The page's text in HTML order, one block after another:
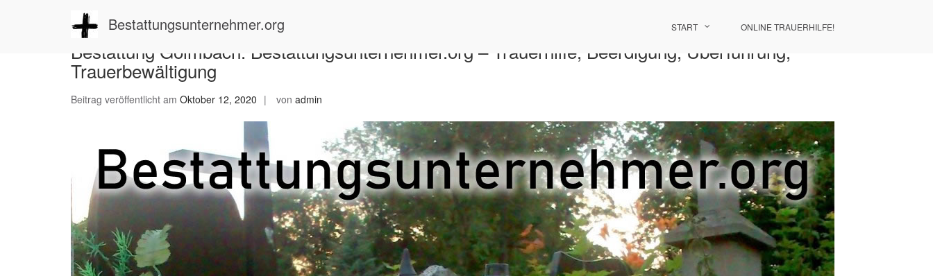
Bestattungsunternehmer.org START ONLINE TRAUERHILFE!
Bestattung Golmbach: Bestattungsunternehmer.org – Trauerhilfe, Beerdigung, Überführung,
Trauerbewältigung
Beitrag veröffentlicht am Oktober 12, 2020 von admin